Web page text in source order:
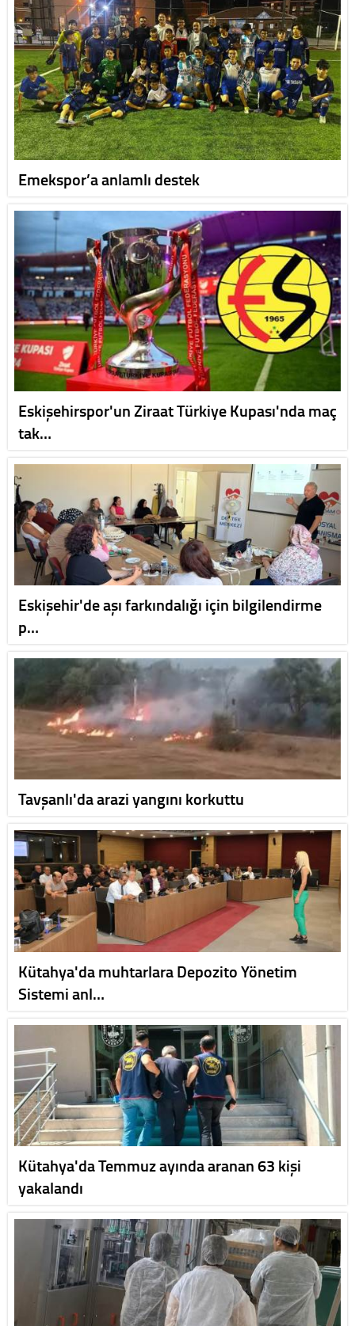
Emekspor’a anlamlı destek
Eskişehirspor'un Ziraat Türkiye Kupası'nda maç
tak…
Eskişehir'de aşı farkındalığı için bilgilendirme
p…
Tavşanlı'da arazi yangını korkuttu
Kütahya'da muhtarlara Depozito Yönetim
Sistemi anl…
Kütahya'da Temmuz ayında aranan 63 kişi
yakalandı